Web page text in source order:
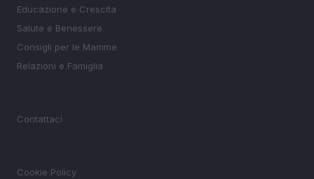
Educazione e Crescita
Salute e Benessere
Consigli per le Mamme
Relazioni e Famiglia
Contattaci
Cookie Policy